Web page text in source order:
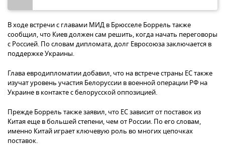
В ходе встречи с главами МИД в Брюсселе Боррель также
сообщил, что Киев должен сам решить, когда начать переговоры
с Россией. По словам дипломата, долг Евросоюза заключается в
поддержке Украины.
Глава евродипломатии добавил, что на встрече страны ЕС также
изучат уровень участия Белоруссии в военной операции РФ на
Украине в контакте с белорусской оппозицией.
Прежде Боррель также заявил, что ЕС зависит от поставок из
Китая еще в большей степени, чем от России. По его словам,
именно Китай играет ключевую роль во многих цепочках
поставок.